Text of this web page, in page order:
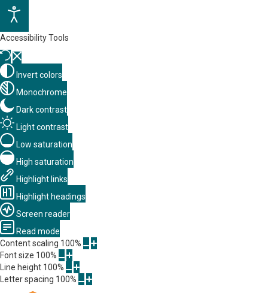
Accessibility Tools
Invert colors
Monochrome
Dark contrast
Light contrast
Low saturation
High saturation
Highlight links
Highlight headings
Screen reader
Read mode
Content scaling 100%
Font size 100%
Line height 100%
Letter spacing 100%